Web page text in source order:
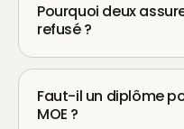
Pourquoi deux
refusé ?
Faut-il un diplôme
MOE ?